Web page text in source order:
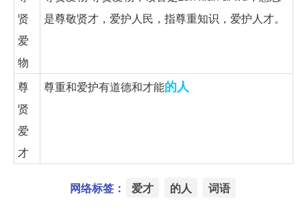
贤
爱
物
是尊敬贤才，爱护人民，指尊重知识，爱护人才。
尊
贤
爱
才
尊重和爱护有道德和才能的人
网络标签： 爱才 的人 词语